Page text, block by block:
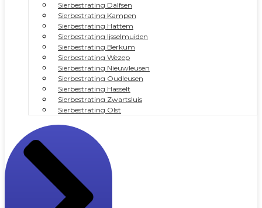
Sierbestrating Dalfsen
Sierbestrating Kampen
Sierbestrating Hattem
Sierbestrating Ijsselmuiden
Sierbestrating Berkum
Sierbestrating Wezep
Sierbestrating Nieuwleusen
Sierbestrating Oudleusen
Sierbestrating Hasselt
Sierbestrating Zwartsluis
Sierbestrating Olst